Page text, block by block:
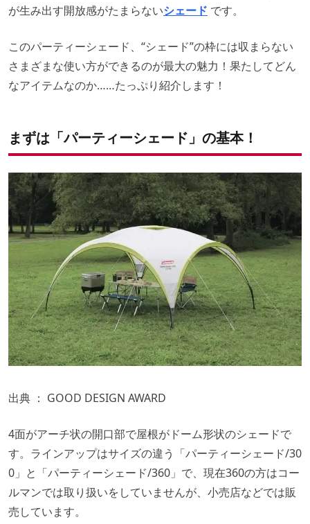
が生み出す開放感がたまらないシェード です。
このパーティーシェード、“シェード”の枠には収まらない
さまざまな使い方ができるのが最大の魅力！果たしてどん
なアイテムなのか……たっぷり紹介します！
まずは「パーティーシェード」の基本！
出典 ： GOOD DESIGN AWARD
4面がアーチ状の開口部で屋根がドーム形状のシェードで
す。ラインアップはサイズの違う「パーティーシェード/30
0」と「パーティーシェード/360」で、現在360の方はコー
ルマンでは取り扱いをしていませんが、小売店などでは販
売しています。